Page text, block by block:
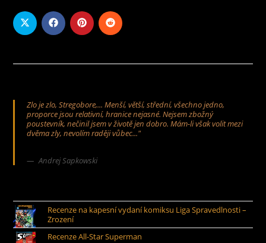
Zlo je zlo, Stregobore,... Menší, větší, střední, všechno jedno,
proporce jsou relativní, hranice nejasné. Nejsem zbožný
poustevník, nečinil jsem v životě jen dobro. Mám-li však volit mezi
dvěma zly, nevolím raději vůbec..."
Andrej Sapkowski
Recenze na kapesní vydaní komiksu Liga Spravedlnosti –
Zrození
Recenze All-Star Superman